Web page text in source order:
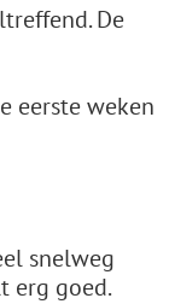
De
eerste weken
snelweg
erg goed.